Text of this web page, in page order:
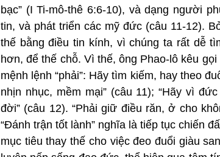
bạc” (I Ti-mô-thê 6:6-10), và dạng người
tin, và phát triển các mỹ đức (câu 11-12).
thế bằng điều tin kính, vì chúng ta rất dễ
hơn, để thế chỗ. Vì thế, ông Phao-lô kêu
mệnh lệnh “phải”: Hãy tìm kiếm, hay theo
nhịn nhục, mềm mại” (câu 11); “Hãy vì
đời” (câu 12). “Phải giữ điều răn, ở cho
“Đánh trận tốt lành” nghĩa là tiếp tục chiến
mục tiêu thay thế cho việc đeo đuổi giàu